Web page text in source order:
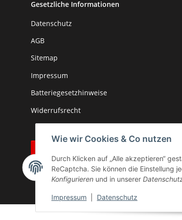
Wie wir Cookies & Co nutzen
Durch Klicken auf „Alle akzeptieren“
ReCaptcha. Sie können die Einstellung
Konfigurieren und in unserer
Impressum Datenschutz
Gesetzliche Informationen
Datenschutz
AGB
Sitemap
Impressum
Batteriegesetzhinweise
Widerrufsrecht
* Alle Preise inkl. gesetzlicher USt., zzgl.Versand